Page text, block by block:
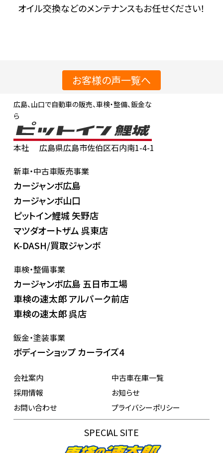
オイル交換などのメンテナンスもお任せください！
お客様の声一覧へ
広島、山口で自動車の販売、車検・整備、鈑金な
ら
本社
広島県広島市佐伯区石内南1-4-1
新車・中古車販売事業
カージャンボ広島
カージャンボ山口
ピットイン鯉城 矢野店
マツダオートザム 呉東店
K-DASH/買取ジャンボ
車検・整備事業
カージャンボ広島 五日市工場
車検の速太郎 アルパーク前店
車検の速太郎 呉店
鈑金・塗装事業
ボディーショップ カーライズ4
会社案内
中古車在庫一覧
採用情報
お知らせ
お問い合わせ
プライバシーポリシー
SPECIAL SITE